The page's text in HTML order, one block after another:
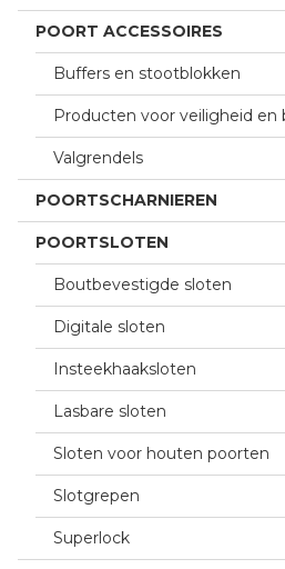
k
POORT ACCESSOIRES
Buffers en stootblokken
Producten voor veiligheid en
Valgrendels
POORTSCHARNIEREN
POORTSLOTEN
Boutbevestigde sloten
Digitale sloten
Insteekhaaksloten
Lasbare sloten
Sloten voor houten poorten
Slotgrepen
Superlock